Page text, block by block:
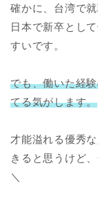
確かに、台湾で
日本で新卒とし
すいです。
でも、働いた経
てる気がします。
才能溢れる優秀
きると思うけど
＼